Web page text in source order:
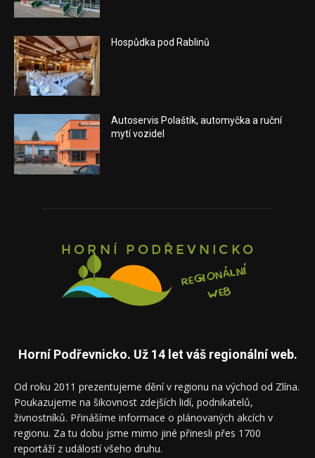
Hospůdka pod Rablinů
Autoservis Polaštík, automyčka a ruční
mytí vozidel
Horní Podřevnicko. Už 14 let váš regionální web.
Od roku 2011 prezentujeme dění v regionu na východ od Zlína.
Poukazujeme na šikovnost zdejších lidí, podnikatelů,
živnostníků. Přinášíme informace o plánovaných akcích v
regionu. Za tu dobu jsme mimo jiné přinesli přes 1700
reportáží z událostí všeho druhu.